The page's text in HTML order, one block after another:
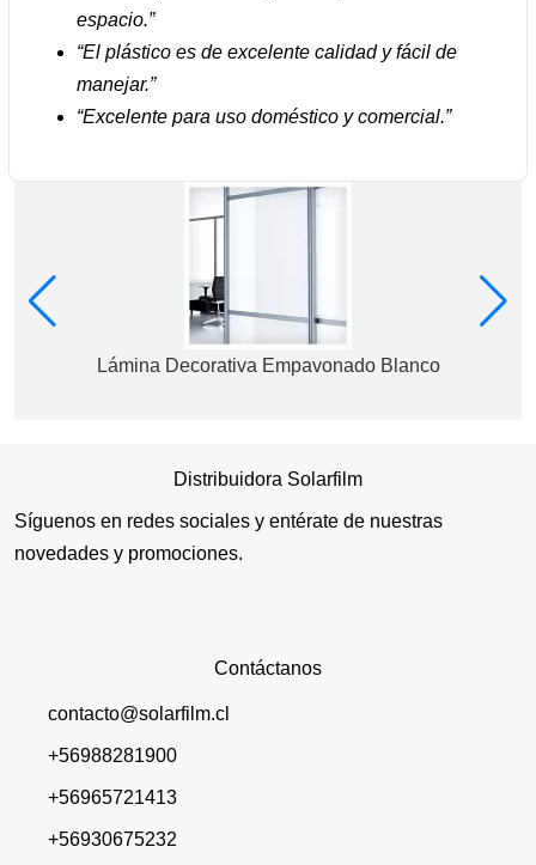
espacio.”
“El plástico es de excelente calidad y fácil de
manejar.”
“Excelente para uso doméstico y comercial.”
Lámina Decorativa Empavonado Blanco
Distribuidora Solarfilm
Síguenos en redes sociales y entérate de nuestras
novedades y promociones.
Contáctanos
contacto@solarfilm.cl
+56988281900
+56965721413
+56930675232